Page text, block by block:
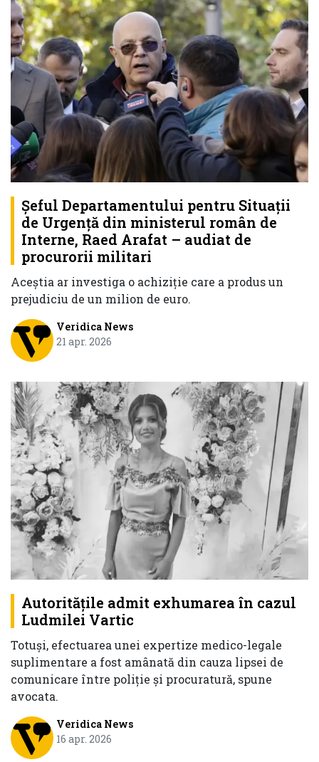
Şeful Departamentului pentru Situaţii
de Urgenţă din ministerul român de
Interne, Raed Arafat – audiat de
procurorii militari
Aceștia ar investiga o achiziție care a produs un
prejudiciu de un milion de euro.
Veridica News
21 apr. 2026
Autoritățile admit exhumarea în cazul
Ludmilei Vartic
Totuși, efectuarea unei expertize medico-legale
suplimentare a fost amânată din cauza lipsei de
comunicare între poliție și procuratură, spune
avocata.
Veridica News
16 apr. 2026